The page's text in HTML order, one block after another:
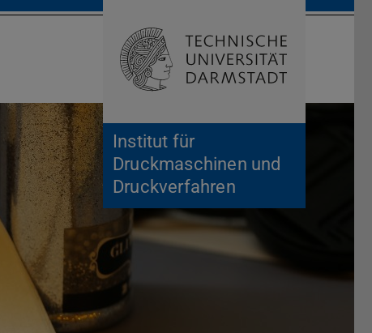
Institut für
Druckmaschinen und
Druckverfahren
Suche öffnen